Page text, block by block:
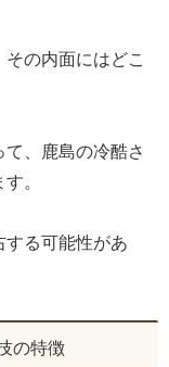
の内面にはどこ
、鹿島の冷酷さ
。
する可能性があ
の特徴